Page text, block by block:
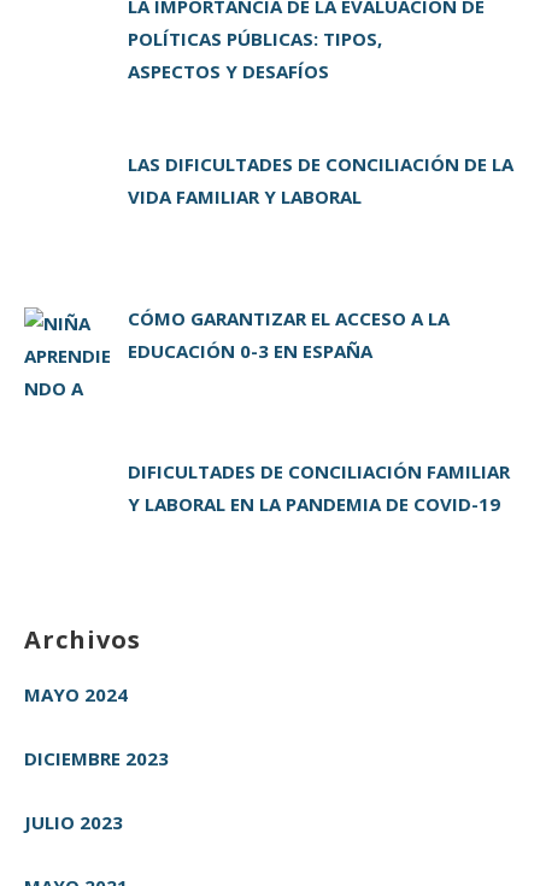
LA IMPORTANCIA DE LA EVALUACIÓN DE
POLÍTICAS PÚBLICAS: TIPOS,
ASPECTOS Y DESAFÍOS
LAS DIFICULTADES DE CONCILIACIÓN DE LA
VIDA FAMILIAR Y LABORAL
CÓMO GARANTIZAR EL ACCESO A LA
EDUCACIÓN 0-3 EN ESPAÑA
DIFICULTADES DE CONCILIACIÓN FAMILIAR
Y LABORAL EN LA PANDEMIA DE COVID-19
Archivos
MAYO 2024
DICIEMBRE 2023
JULIO 2023